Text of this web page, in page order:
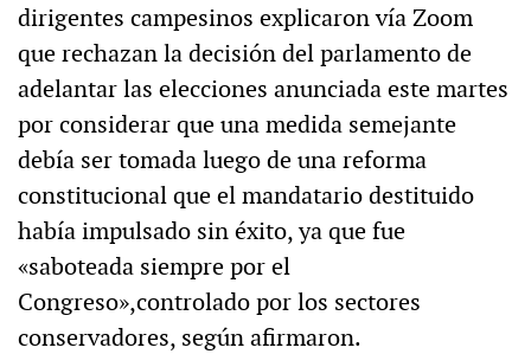
dirigentes campesinos explicaron vía Zoom
que rechazan la decisión del parlamento de
adelantar las elecciones anunciada este martes
por considerar que una medida semejante
debía ser tomada luego de una reforma
constitucional que el mandatario destituido
había impulsado sin éxito, ya que fue
«saboteada siempre por el
Congreso»,controlado por los sectores
conservadores, según afirmaron.